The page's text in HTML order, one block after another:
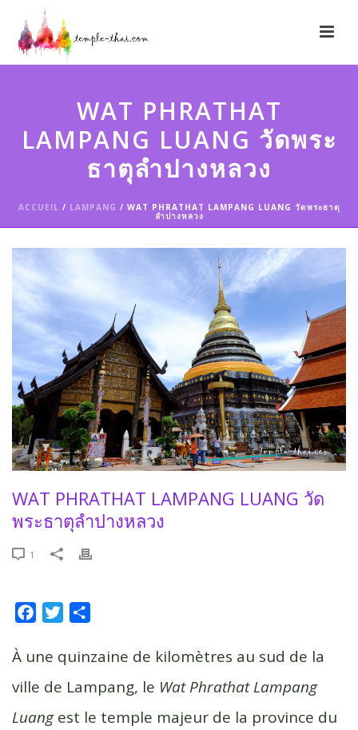
WAT PHRATHAT
LAMPANG LUANG วัดพระ
ธาตุลำปางหลวง
ACCUEIL / LAMPANG / WAT PHRATHAT LAMPANG LUANG วัดพระธาตุ
ลำปางหลวง
WAT PHRATHAT LAMPANG LUANG วัด
พระธาตุลำปางหลวง
1
c
b
o
i
e
r
a
g
À une quinzaine de kilomètres au sud de la
ville de Lampang, le Wat Phrathat Lampang
Luangest le temple majeur de la province du